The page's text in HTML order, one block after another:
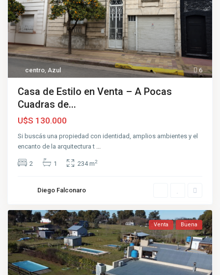
6
centro Azul
Casa de Estilo en Venta – A Pocas
Cuadras de...
U$S 130.000
Si buscás una propiedad con identidad, amplios ambientes y el
encanto de la arquitectura t
2 1 234 m2
Diego Falconaro
Venta Buena